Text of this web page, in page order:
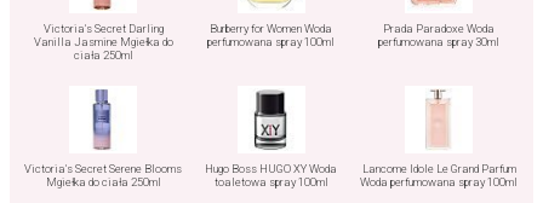
Victoria's Secret Darling
Vanilla Jasmine Mgiełka do
ciała 250ml
Burberry for Women Woda
perfumowana spray 100ml
Prada Paradoxe Woda
perfumowana spray 30ml
Victoria's Secret Serene Blooms
Mgiełka do ciała 250ml
Hugo Boss HUGO XY Woda
toaletowa spray 100ml
Lancome Idole Le Grand Parfum
Woda perfumowana spray 100ml